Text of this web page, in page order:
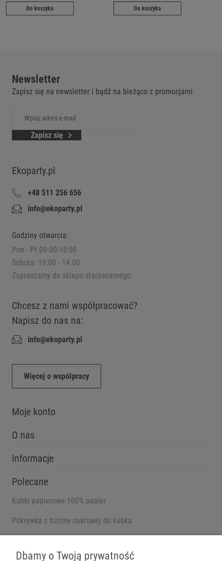
Do koszyka Do koszyka
Newsletter
Zapisz się na newsletter i bądź na bieżąco z promocjami.
Zapisz się
Ekoparty.pl
+48 511 256 656
info@ekoparty.pl
Godziny otwarcia:
Pon - Pt 09:00-18:00
Sobota: 10:00 - 14:00
Zapraszamy do sklepu stacjonarnego.
Chcesz z nami współpracować?
Napisz do nas na:
info@ekoparty.pl
Więcej o współpracy
Moje konto
O nas
Informacje
Polecane
Kubki papierowe 100% papier
Pokrywka z trzciny cukrowej do kubka
Dbamy o Twoją prywatność